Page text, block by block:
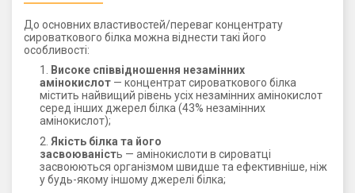
До основних властивостей/переваг концентрату
сироваткового білка можна віднести такі його
особливості:
Високе співвідношення незамінних
амінокислот — концентрат сироваткового білка
містить найвищий рівень усіх незамінних амінокислот
серед інших джерел білка (43% незамінних
амінокислот);
Якість білка та його
засвоюваність — амінокислоти в сироватці
засвоюються організмом швидше та ефективніше, ніж
у будь-якому іншому джерелі білка;